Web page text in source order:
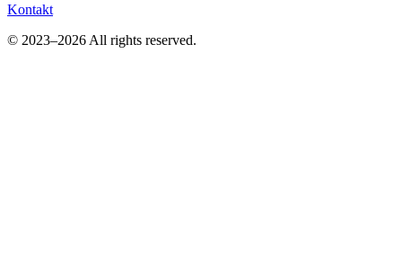
Kontakt
© 2023–2026 All rights reserved.